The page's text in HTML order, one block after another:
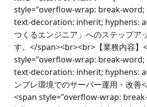
style="overflow-wrap: break-word;
text-decoration: inherit; hyphens:
つくるエンジニア」へのステップア
す。</span><br><br>【業務内容】
style="overflow-wrap: break-word;
text-decoration: inherit; hyphens:
ンプレ環境でのサーバー運用・改善
<span style="overflow-wrap: